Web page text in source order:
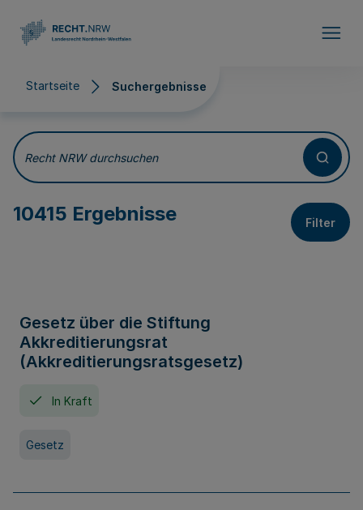
Startseite Suchergebnisse
Suchergebnisse
Recht NRW durchsuchen
10415 Ergebnisse Filter
Gesetz über die Stiftung
Akkreditierungsrat
(Akkreditierungsratsgesetz)
In Kraft
Gesetz